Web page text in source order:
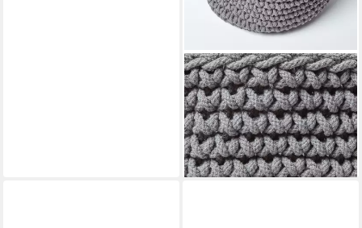
HOMESCAPES
Brotkorb Gestrickter
Aufbewahrungskorb, 100%
Baumwolle, grau,37 x 21 cm
ab 44,99 €
lieferbar - in 4-5 Werktagen bei dir